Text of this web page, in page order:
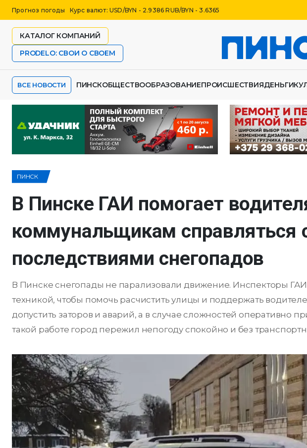
Прогноз погоды Курс валют: USD/BYN - 2.9386 RUB/BYN - 3.6365
КАТАЛОГ КОМПАНИЙ
PRODELO: СВОИ О СВОЕМ
ВСЕ НОВОСТИ ПИНСКОБЩЕСТВООБРАЗОВАНИЕПРОИСШЕСТВИЯДЕНЬГИ
ПИНСК
В Пинске ГАИ помогает
коммунальщикам справляться
последствиями снегопадов
В Пинске снегопады не парализовали движение. Инспекторы
техникой, чтобы помочь расчистить улицы и поддержать
допустить заторов и аварий, а в случае сложностей оперативно
такой работе город пережил непогоду спокойно и без